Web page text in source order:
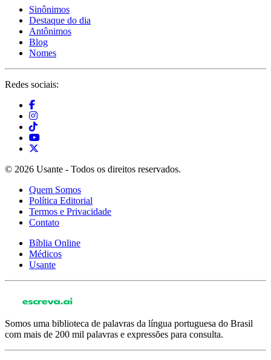
Sinônimos
Destaque do dia
Antônimos
Blog
Nomes
Redes sociais:
© 2026 Usante - Todos os direitos reservados.
Quem Somos
Política Editorial
Termos e Privacidade
Contato
Bíblia Online
Médicos
Usante
Somos uma biblioteca de palavras da língua portuguesa do Brasil
com mais de 200 mil palavras e expressões para consulta.